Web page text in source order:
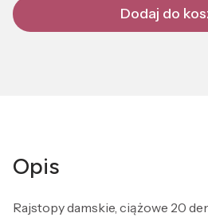
Dodaj do
Opis
Rajstopy damskie, ciążowe 20